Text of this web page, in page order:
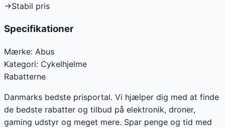
→Stabil pris
Specifikationer
Mærke: Abus
Kategori: Cykelhjelme
Rabatterne
Danmarks bedste prisportal. Vi hjælper dig med at finde
de bedste rabatter og tilbud på elektronik, droner,
gaming udstyr og meget mere. Spar penge og tid med